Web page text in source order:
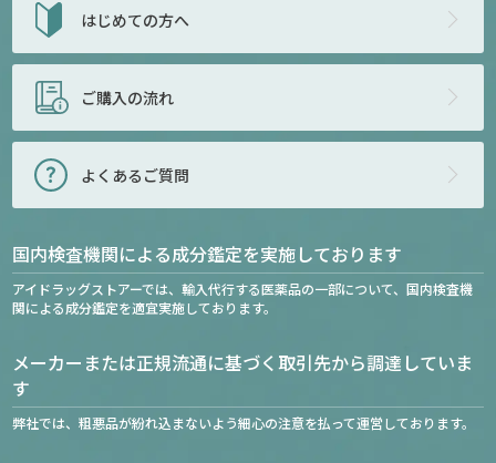
はじめての方へ
ご購入の流れ
よくあるご質問
国内検査機関による成分鑑定を実施しております
アイドラッグストアーでは、輸入代行する医薬品の一部について、国内検査機
関による成分鑑定を適宜実施しております。
メーカーまたは正規流通に基づく取引先から調達していま
す
弊社では、粗悪品が紛れ込まないよう細心の注意を払って運営しております。